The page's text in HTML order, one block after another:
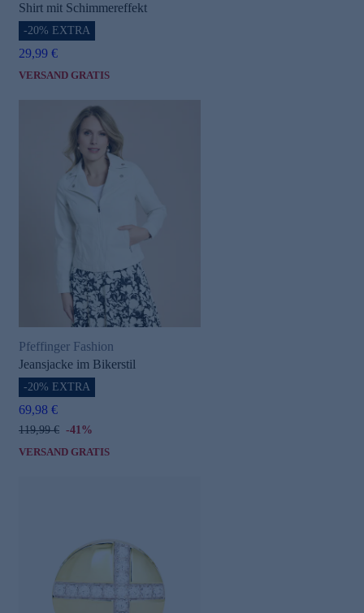
Shirt mit Schimmereffekt
-20% EXTRA
29,99 €
VERSAND GRATIS
Pfeffinger Fashion
Jeansjacke im Bikerstil
-20% EXTRA
69,98 €
119,99 € -41%
VERSAND GRATIS